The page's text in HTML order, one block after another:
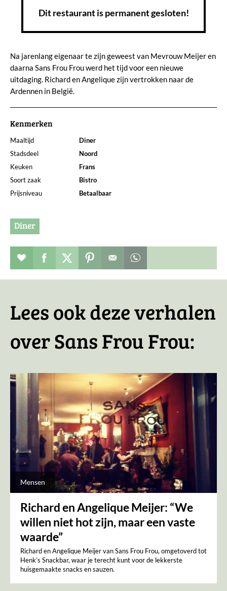
Dit restaurant is permanent gesloten!
Na jarenlang eigenaar te zijn geweest van Mevrouw Meijer en
daarna Sans Frou Frou werd het tijd voor een nieuwe
uitdaging. Richard en Angelique zijn vertrokken naar de
Ardennen in België.
Kenmerken
Maaltijd
Diner
Stadsdeel
Noord
Keuken
Frans
Soort zaak
Bistro
Prijsniveau
Betaalbaar
Diner
Restaurant toevoegen aan favorieten
Deel dit op facebook
Deel dit op twitter
Deel dit op pinterest
Lees ook deze verhalen
over Sans Frou Frou:
Mensen
Richard en Angelique Meijer: “We
willen niet hot zijn, maar een vaste
waarde”
Richard en Angelique Meijer van Sans Frou Frou, omgetoverd tot
Henk’s Snackbar, waar je terecht kunt voor de lekkerste
huisgemaakte snacks en sauzen.